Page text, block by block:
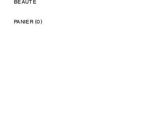
BEAUTÉ
PANIER (0)